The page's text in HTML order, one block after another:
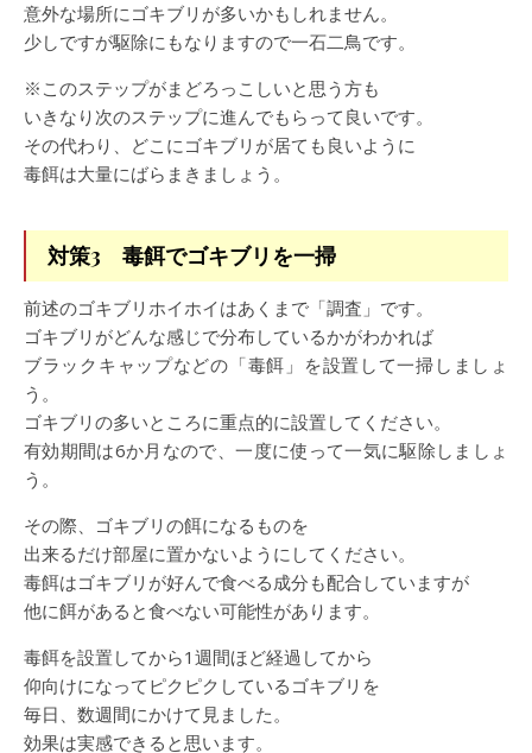
意外な場所にゴキブリが多いかもしれません。
少しですが駆除にもなりますので一石二鳥です。
※このステップがまどろっこしいと思う方も
いきなり次のステップに進んでもらって良いです。
その代わり、どこにゴキブリが居ても良いように
毒餌は大量にばらまきましょう。
対策3 毒餌でゴキブリを一掃
前述のゴキブリホイホイはあくまで「調査」です。
ゴキブリがどんな感じで分布しているかがわかれば
ブラックキャップなどの「毒餌」を設置して一掃しましょ
う。
ゴキブリの多いところに重点的に設置してください。
有効期間は6か月なので、一度に使って一気に駆除しましょ
う。
その際、ゴキブリの餌になるものを
出来るだけ部屋に置かないようにしてください。
毒餌はゴキブリが好んで食べる成分も配合していますが
他に餌があると食べない可能性があります。
毒餌を設置してから1週間ほど経過してから
仰向けになってピクピクしているゴキブリを
毎日、数週間にかけて見ました。
効果は実感できると思います。